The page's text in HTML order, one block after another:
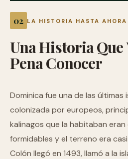
LA HISTORIA HASTA AHORA
UnaHistoriaQue
PenaConocer
Dominica fue una de las últimas
colonizada por europeos,
kalinagos que la habitaban
formidables y el terreno era casi
Colón llegó en 1493, llamó a la